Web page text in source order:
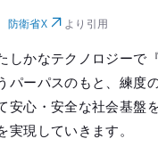
防衛省X より引用
しかなテクノロジーで
パーパスのもと、練度
安心・安全な社会基盤
現していきます。